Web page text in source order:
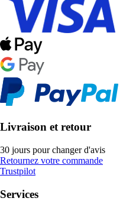
Livraison et retour
30 jours pour changer d'avis
Retournez votre commande
Trustpilot
Services